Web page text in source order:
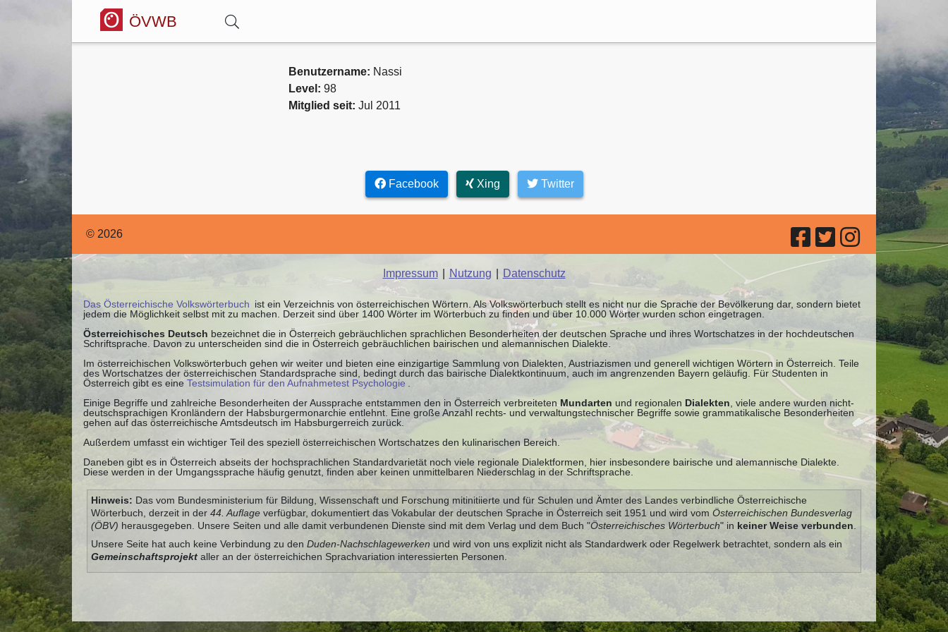
ÖVWB
Forum
Benutzername: Nassi
Level: 98
Mitglied seit: Jul 2011
Facebook Xing Twitter
© 2026
Impressum Nutzung Datenschutz
Das Österreichische Volkswörterbuch ist ein Verzeichnis von österreichischen Wörtern. Als Volkswörterbuch stellt es nicht nur die Sprache der Bevölkerung dar, sondern bietet
jedem die Möglichkeit selbst mit zu machen. Derzeit sind über 1400 Wörter im Wörterbuch zu finden und über 10.000 Wörter wurden schon eingetragen.
Österreichisches Deutsch bezeichnet die in Österreich gebräuchlichen sprachlichen Besonderheiten der deutschen Sprache und ihres Wortschatzes in der hochdeutschen
Schriftsprache. Davon zu unterscheiden sind die in Österreich gebräuchlichen bairischen und alemannischen Dialekte.
Im österreichischen Volkswörterbuch gehen wir weiter und bieten eine einzigartige Sammlung von Dialekten, Austriazismen und generell wichtigen Wörtern in Österreich. Teile
des Wortschatzes der österreichischen Standardsprache sind, bedingt durch das bairische Dialektkontinuum, auch im angrenzenden Bayern geläufig. Für Studenten in
Österreich gibt es eine Testsimulation für den Aufnahmetest Psychologie
Einige Begriffe und zahlreiche Besonderheiten der Aussprache entstammen den in Österreich verbreiteten Mundarten und regionalen Dialekten , viele andere wurden nicht-
deutschsprachigen Kronländern der Habsburgermonarchie entlehnt. Eine große Anzahl rechts- und verwaltungstechnischer Begriffe sowie grammatikalische Besonderheiten
gehen auf das österreichische Amtsdeutsch im Habsburgerreich zurück.
Außerdem umfasst ein wichtiger Teil des speziell österreichischen Wortschatzes den kulinarischen Bereich.
Daneben gibt es in Österreich abseits der hochsprachlichen Standardvarietät noch viele regionale Dialektformen, hier insbesondere bairische und alemannische Dialekte.
Diese werden in der Umgangssprache häufig genutzt, finden aber keinen unmittelbaren Niederschlag in der Schriftsprache.
Hinweis: Das vom Bundesministerium für Bildung, Wissenschaft und Forschung mitinitiierte und für Schulen und Ämter des Landes verbindliche Österreichische
Wörterbuch, derzeit in der 44. Auflageverfügbar, dokumentiert das Vokabular der deutschen Sprache in Österreich seit 1951 und wird vom Österreichischen Bundesverlag
(ÖBV) herausgegeben. Unsere Seiten und alle damit verbundenen Dienste sind mit dem Verlag und dem Buch "Österreichisches Wörterbuch" in keiner Weise verbunden
Unsere Seite hat auch keine Verbindung zu den Duden-Nachschlagewerken und wird von uns explizit nicht als Standardwerk oder Regelwerk betrachtet, sondern als ein
Gemeinschaftsprojektaller an der österreichichen Sprachvariation interessierten Personen.